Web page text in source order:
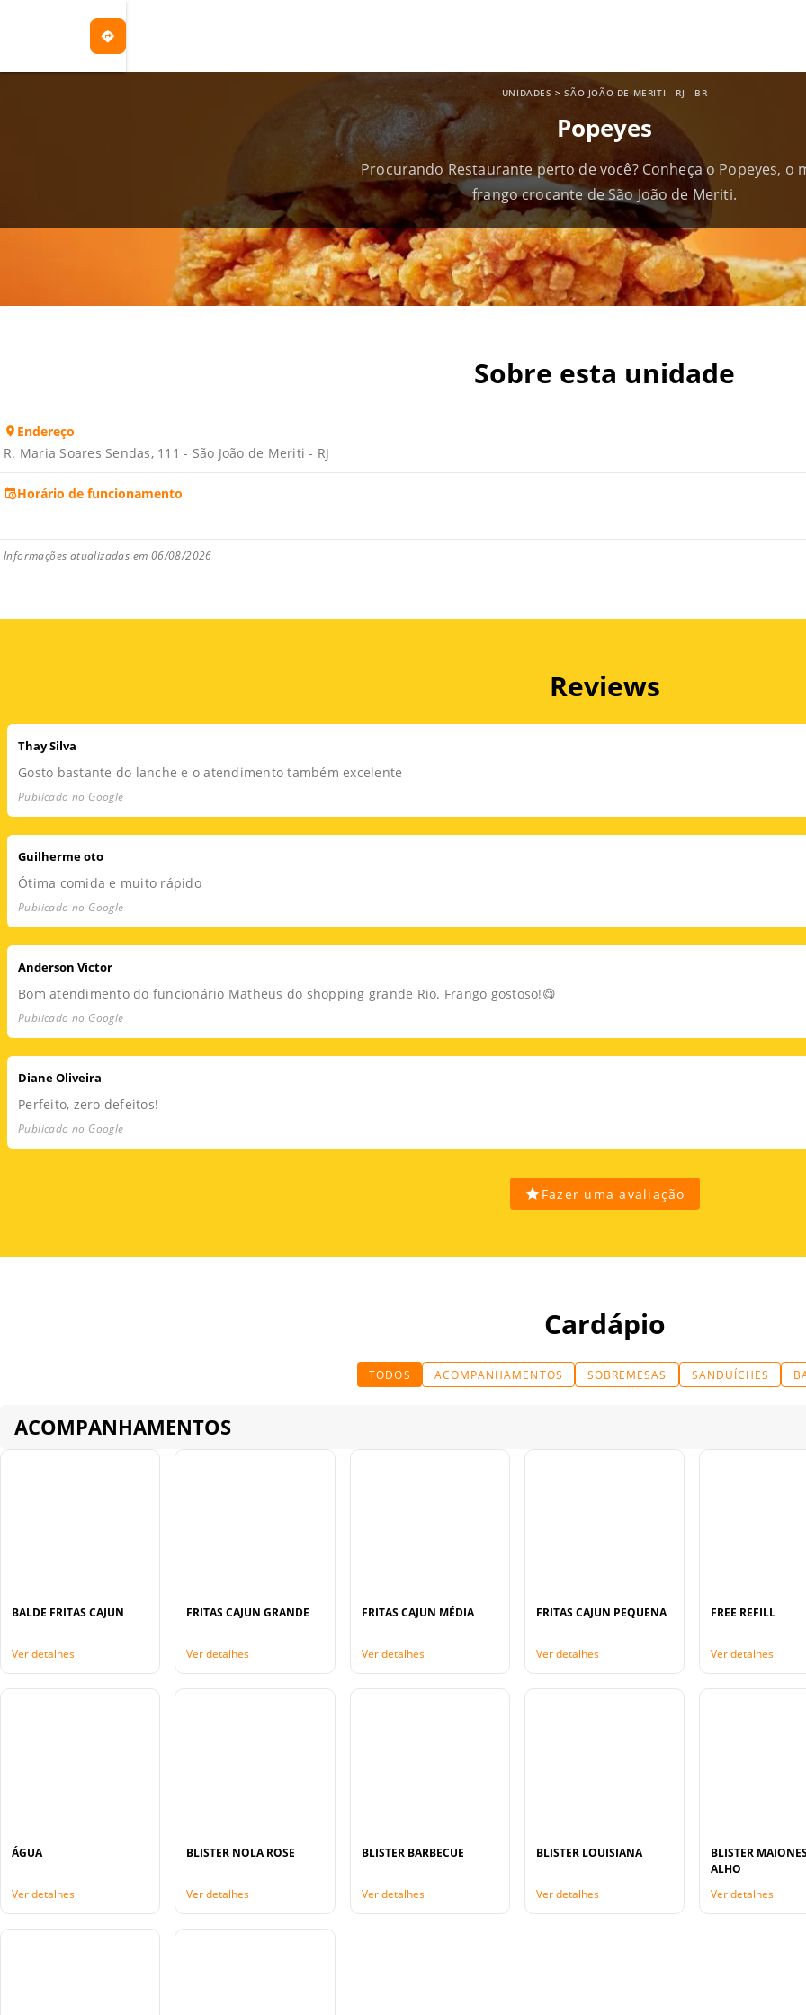
UNIDADES >SÃO JOÃO DE MERITI - RJ - BR
Popeyes
Procurando Restaurante perto de você? Conheça o Popeyes, o
frango crocante de São João de Meriti.
Sobre esta unidade
Endereço
R. Maria Soares Sendas, 111 - São João de Meriti - RJ
Horário de funcionamento
Informações atualizadas em 06/08/2026
Reviews
Thay Silva
Gosto bastante do lanche e o atendimento também excelente
Publicado no Google
Guilherme oto
Ótima comida e muito rápido
Publicado no Google
Anderson Victor
Bom atendimento do funcionário Matheus do shopping grande Rio. Frango gostoso!😋
Publicado no Google
Diane Oliveira
Perfeito, zero defeitos!
Publicado no Google
Fazer uma avaliação
Cardápio
TODOS ACOMPANHAMENTOS SOBREMESAS SANDUÍCHES
ACOMPANHAMENTOS
BALDE FRITAS CAJUN
Ver detalhes
FRITAS CAJUN GRANDE
Ver detalhes
FRITAS CAJUN MÉDIA
Ver detalhes
FRITAS CAJUN PEQUENA
Ver detalhes
FREE REFILL
Ver detalhes
ÁGUA
Ver detalhes
BLISTER NOLA ROSE
Ver detalhes
BLISTER BARBECUE
Ver detalhes
BLISTER LOUISIANA
Ver detalhes
BLISTER
ALHO
Ver detalhes